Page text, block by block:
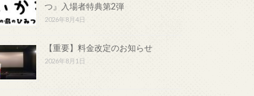
つ』入場者特典第2弾
2026年8月4日
【重要】料金改定のお知らせ
2026年8月1日